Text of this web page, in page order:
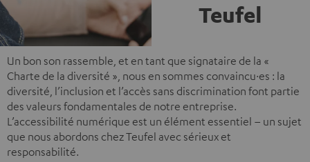
Teufel
Un bon son rassemble, et en tant que signataire de la «
Charte de la diversité », nous en sommes convaincu·es : la
diversité, l’inclusion et l’accès sans discrimination font partie
des valeurs fondamentales de notre entreprise.
L’accessibilité numérique est un élément essentiel – un sujet
que nous abordons chez Teufel avec sérieux et
responsabilité.